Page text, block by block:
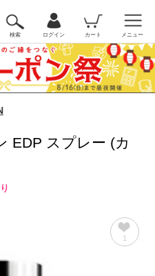
検索 ログイン カート メニュー
EDP スプレー (カ
1